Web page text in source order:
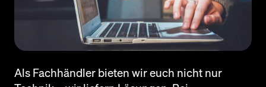
Als Fachhändler bieten wir euch nicht nur